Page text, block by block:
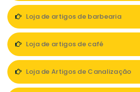
Loja de artigos de barbearia
Loja de artigos de café
Loja de Artigos de Canalização